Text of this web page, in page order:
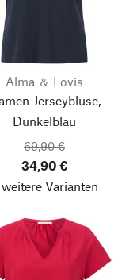
Alma ＆ Lovis
Jerseybluse,
Dunkelblau
69,90 €
34,90 €
Varianten